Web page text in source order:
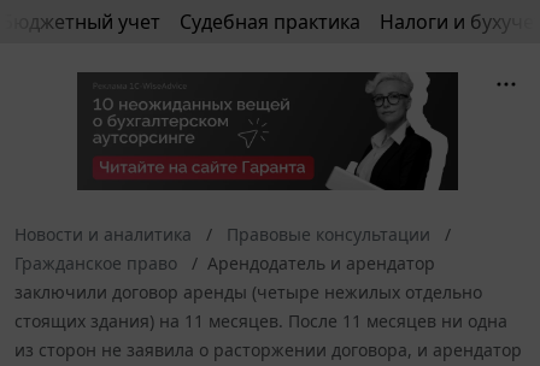
Бюджетный учет Судебная практика Налоги и
Новости и аналитика
Правовые консультации
Гражданское право
Арендодатель и арендатор
заключили договор аренды (четыре нежилых отдельно
стоящих здания) на 11 месяцев. После 11 месяцев ни одна
из сторон не заявила о расторжении договора, и арендатор